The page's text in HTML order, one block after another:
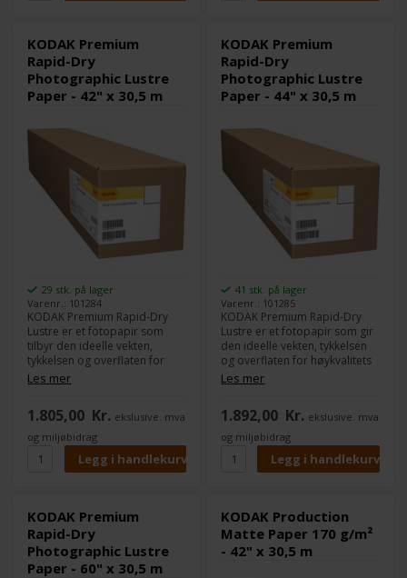
bak seg, er dette mediet for
KODAK-merket bak seg, er
KODAK Premium
Rapid-Dry
Photographic Lustre
Paper - 42" x 30,5 m
29 stk. på lager
Varenr.: 101284
KODAK Premium Rapid-Dry
Lustre er et fotopapir som
tilbyr den ideelle vekten,
tykkelsen og overflaten for
høykvalitets
fotoreproduksjoner. Med
garantert lang levetid,
universell kompatibilitet med
piezo- og pigmentbaserte
systemer og støtten fra det
anerkjente KODAK-merket, er
Les mer
1.805,00 Kr. ekslusive. mva
og miljøbidrag
KODAK Premium
Rapid-Dry
Photographic Lustre
Paper - 44" x 30,5 m
41 stk. på lager
Varenr.: 101285
KODAK Premium Rapid-Dry
Lustre er et fotopapir som gir
den ideelle vekten, tykkelsen
og overflaten for høykvalitets
fotografiske reproduksjoner.
Med utmerket
lang levetid, universell
kompatibilitet med piezo- og
pigmentbaserte systemer og
styrken fra KODAK-merket, er
dette mediet for profesjonelle
Les mer
1.892,00 Kr. ekslusive. mva
og miljøbidrag
KODAK Premium
Rapid-Dry
Photographic Lustre
Paper - 60" x 30,5 m
KODAK Production
Matte Paper 170 g/m²
- 42" x 30,5 m